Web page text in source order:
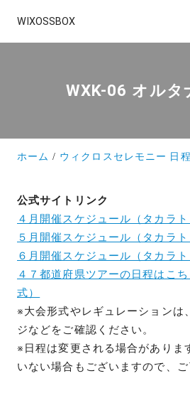
WIXOSSBOX
WXK-06 オルタ
ホーム ウィクロスセレモニー 日
公式サイトリンク
４月開催スケジュール（タカラト
５月開催スケジュール（タカラト
６月開催スケジュール（タカラト
４７都道府県ツアーの日程はこ
式）
※大会形式やレギュレーションは
ジなどをご確認ください。
※日程は変更される場合がありま
いない場合もございますので、ご